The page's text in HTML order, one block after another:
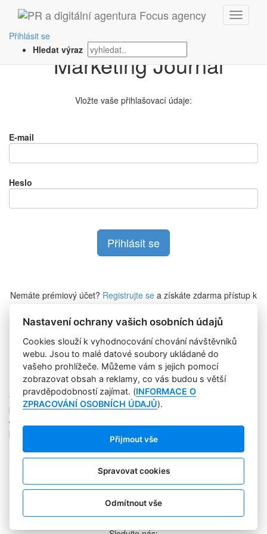
Přihlásit se
Hledat výrazPřihlášení na
Vložte vaše přihlašovací údaje:
E-mail
Heslo
Nemáte prémiový účet? Registrujte se a získáte zdarma přístup k
Zapomněli jste heslo?
Copyright © 2004-2020 Focus Agency, s.r.o. Plné znění licenčních
podmínek. ISSN 1803-957X
Jakékoliv publikování, přebírání nebo šíření obsahu je bez
písemného souhlasu Focus Agency, s.r.o. zakázáno.
RSS 1
Štítky
Zpracování osobních údajů
Kontakt
PR AGENTURA
COOKIES
Nastavení ochrany vašich osobních údajů
Cookies slouží k vyhodnocování chování návštěvníků
webu. Jsou to malé datové soubory ukládané do
vašeho prohlížeče. Můžeme vám s jejich pomocí
zobrazovat obsah a reklamy, co vás budou s větší
pravděpodobností zajímat. (INFORMACE O
ZPRACOVÁNÍ OSOBNÍCH ÚDAJŮ).
Přijmout vše
Spravovat cookies
Odmítnout vše